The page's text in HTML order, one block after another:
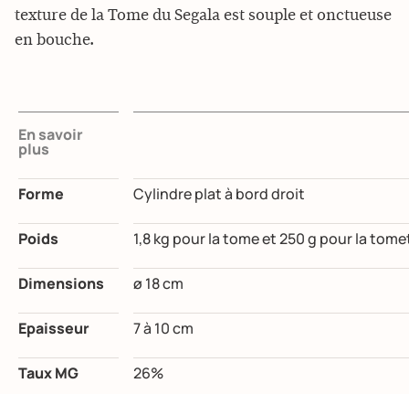
texture de la Tome du Segala est souple et onctueuse
en bouche.
En savoir
plus
Forme Cylindre plat à bord droit
Poids 1,8 kg pour la tome et 250 g pour la
Dimensions ø 18 cm
Epaisseur 7 à 10 cm
Taux MG 26%